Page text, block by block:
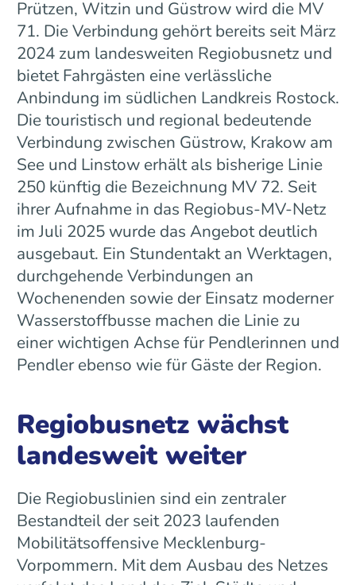
Prützen, Witzin und Güstrow wird die MV
71. Die Verbindung gehört bereits seit März
2024 zum landesweiten Regiobusnetz und
bietet Fahrgästen eine verlässliche
Anbindung im südlichen Landkreis Rostock.
Die touristisch und regional bedeutende
Verbindung zwischen Güstrow, Krakow am
See und Linstow erhält als bisherige Linie
250 künftig die Bezeichnung MV 72. Seit
ihrer Aufnahme in das Regiobus-MV-Netz
im Juli 2025 wurde das Angebot deutlich
ausgebaut. Ein Stundentakt an Werktagen,
durchgehende Verbindungen an
Wochenenden sowie der Einsatz moderner
Wasserstoffbusse machen die Linie zu
einer wichtigen Achse für Pendlerinnen und
Pendler ebenso wie für Gäste der Region.
Regiobusnetz wächst
landesweit weiter
Die Regiobuslinien sind ein zentraler
Bestandteil der seit 2023 laufenden
Mobilitätsoffensive Mecklenburg-
Vorpommern. Mit dem Ausbau des Netzes